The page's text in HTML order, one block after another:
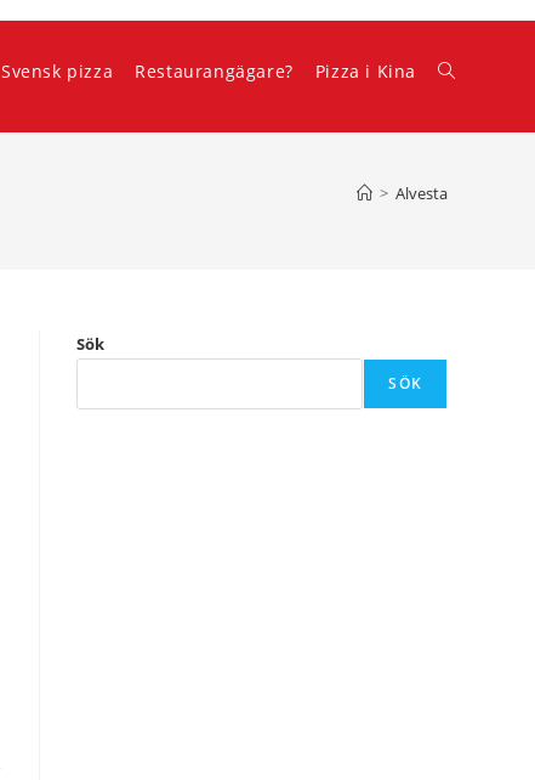
Svensk pizza Restaurangägare? Pizza i Kina Slå
> Alvesta
Sök
SÖK